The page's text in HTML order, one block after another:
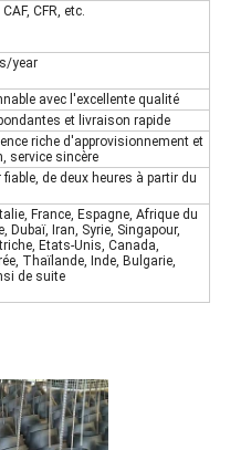
CFR, etc.
year
avec l'excellente qualité
et livraison rapide
riche d'approvisionnement et
service sincère
fiable, de deux heures à partir du
France, Espagne, Afrique du
Dubaï, Iran, Syrie, Singapour,
Etats-Unis, Canada,
Thaïlande, Inde, Bulgarie,
de suite